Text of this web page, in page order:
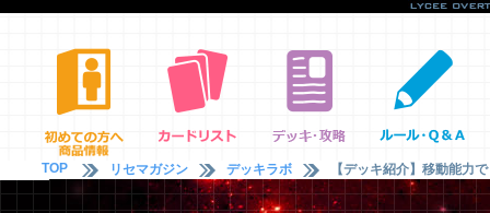
TOP リセマガジン デッキラボ 【デッキ紹介】移動能力